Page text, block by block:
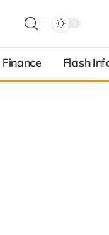
Finance Flash